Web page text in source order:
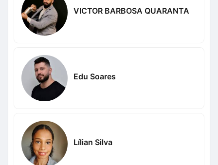
VICTOR BARBOSA QUARANTA
Edu Soares
Lílian Silva